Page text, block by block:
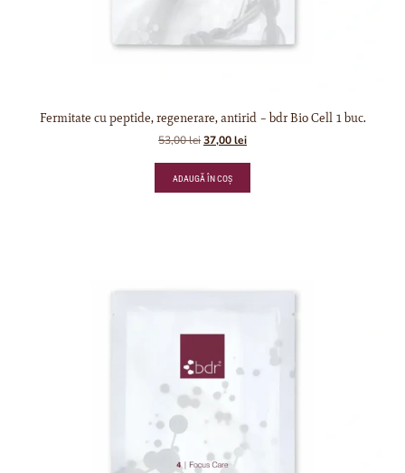
Fermitate cu peptide, regenerare, antirid – bdr Bio Cell 1 buc.
53,00lei37,00lei
ADAUGĂ ÎN COȘ